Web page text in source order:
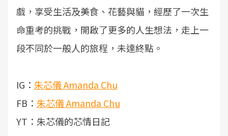
戲，享受生活及美食、花藝與貓，經歷了一次生
命重考的挑戰，開啟了更多的人生想法，走上一
段不同於一般人的旅程，未達終點。
IG： 朱芯儀 Amanda Chu
FB： 朱芯儀 Amanda Chu
YT：朱芯儀的芯情日記